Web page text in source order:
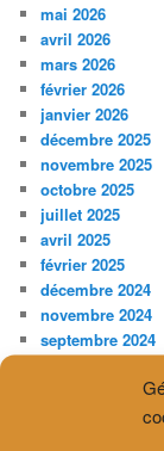
mai 2026
avril 2026
mars 2026
février 2026
janvier 2026
décembre 2025
novembre 2025
octobre 2025
juillet 2025
avril 2025
février 2025
décembre 2024
novembre 2024
septembre 2024